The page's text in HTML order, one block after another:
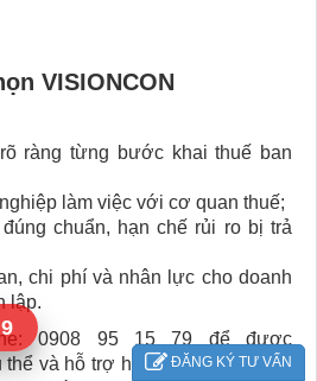
VISIONCON
ràng từng bước khai thuế ban
làm việc với cơ quan thuế;
chuẩn, hạn chế rủi ro bị trả
chi phí và nhân lực cho doanh
lập.
0908 95 15 79 để được
và hỗ trợ hoàn tất thủ tục khai
ĐĂNG KÝ TƯ VẤN